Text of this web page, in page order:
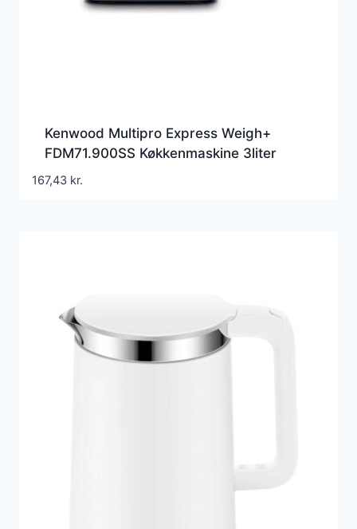
Kenwood Multipro Express Weigh+
FDM71.900SS Køkkenmaskine 3liter
Børstet metal
167,43 kr.